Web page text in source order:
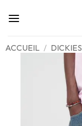
ACCUEIL / DICKIES